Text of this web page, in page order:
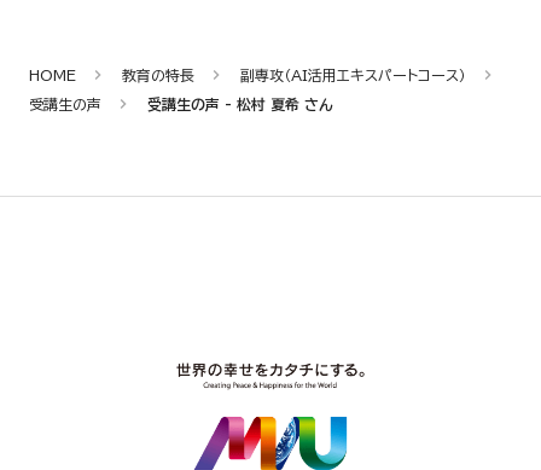
HOME 教育の特長
副専攻（AI活用エキスパートコース）
受講生の声
受講生の声 - 松村 夏希 さん